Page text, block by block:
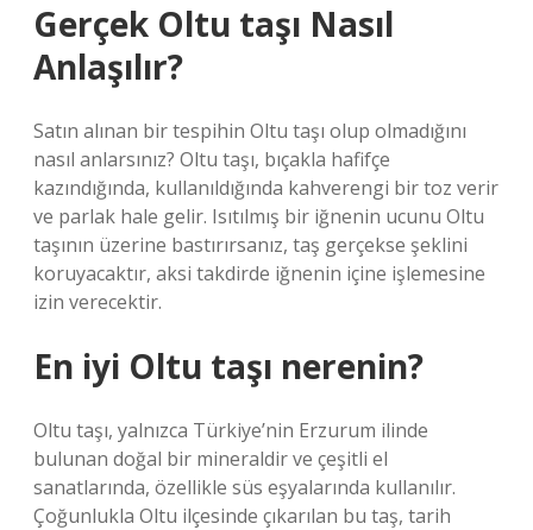
Gerçek Oltu taşı Nasıl
Anlaşılır?
Satın alınan bir tespihin Oltu taşı olup olmadığını
nasıl anlarsınız? Oltu taşı, bıçakla hafifçe
kazındığında, kullanıldığında kahverengi bir toz verir
ve parlak hale gelir. Isıtılmış bir iğnenin ucunu Oltu
taşının üzerine bastırırsanız, taş gerçekse şeklini
koruyacaktır, aksi takdirde iğnenin içine işlemesine
izin verecektir.
En iyi Oltu taşı nerenin?
Oltu taşı, yalnızca Türkiye’nin Erzurum ilinde
bulunan doğal bir mineraldir ve çeşitli el
sanatlarında, özellikle süs eşyalarında kullanılır.
Çoğunlukla Oltu ilçesinde çıkarılan bu taş, tarih